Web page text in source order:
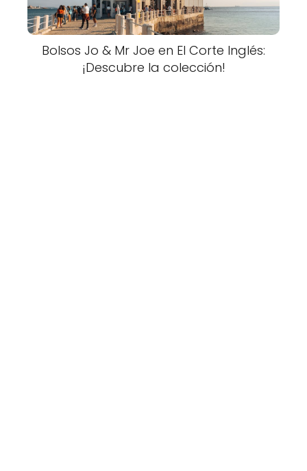
Bolsos Jo & Mr Joe en El Corte Inglés:
¡Descubre la colección!